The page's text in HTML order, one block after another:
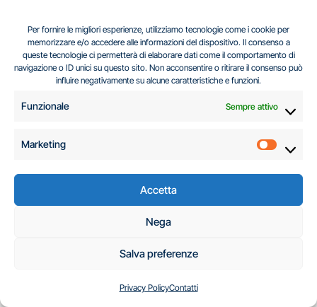
Per fornire le migliori esperienze, utilizziamo tecnologie come i cookie per
memorizzare e/o accedere alle informazioni del dispositivo. Il consenso a
queste tecnologie ci permetterà di elaborare dati come il comportamento di
navigazione o ID unici su questo sito. Non acconsentire o ritirare il consenso può
influire negativamente su alcune caratteristiche e funzioni.
Funzionale Sempre attivo
Marketing
Accetta
Nega
Salva preferenze
Privacy PolicyContatti
across Mali. BBC News.
https://www.bbc.com/news/articles/clyx7nnrkqdo
[17] BESENYŐ, J. (2025, December).NATO’s regional
Centre of Excellence Defence Aganst Terrorsm.
http://www.coedat.nato.int/publication/researches/2
NATOs_Regional_Challenges_TerrorismandCT_in_SA
HEL.pdf(Pp. 78)
Gamble falters as insurgencies rage